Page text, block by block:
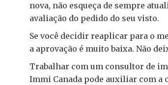
nova, não esqueça de sempre
avaliação do pedido do seu visto.
Se você decidir reaplicar para o
a aprovação é muito baixa. Não
Trabalhar com um consultor de
Immi Canada pode auxiliar com a